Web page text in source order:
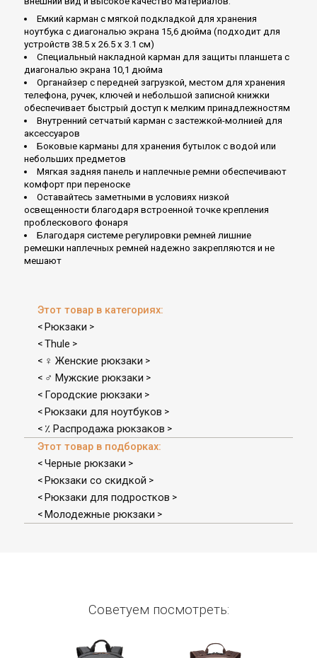
Емкий карман с мягкой подкладкой для хранения
ноутбука с диагональю экрана 15,6 дюйма (подходит для
устройств 38.5 x 26.5 x 3.1 см)
Специальный накладной карман для защиты планшета с
диагональю экрана 10,1 дюйма
Органайзер с передней загрузкой, местом для хранения
телефона, ручек, ключей и небольшой записной книжки
обеспечивает быстрый доступ к мелким принадлежностям
Внутренний сетчатый карман с застежкой-молнией для
аксессуаров
Боковые карманы для хранения бутылок с водой или
небольших предметов
Мягкая задняя панель и наплечные ремни обеспечивают
комфорт при переноске
Оставайтесь заметными в условиях низкой
освещенности благодаря встроенной точке крепления
проблескового фонаря
Благодаря системе регулировки ремней лишние
ремешки наплечных ремней надежно закрепляются и не
мешают
Этот товар в категориях:
< Рюкзаки >
< Thule >
< ♀ Женские рюкзаки >
< ♂ Мужские рюкзаки >
< Городские рюкзаки >
< Рюкзаки для ноутбуков >
< ٪ Распродажа рюкзаков >
Этот товар в подборках:
< Черные рюкзаки >
< Рюкзаки со скидкой >
< Рюкзаки для подростков >
< Молодежные рюкзаки >
Советуем посмотреть: